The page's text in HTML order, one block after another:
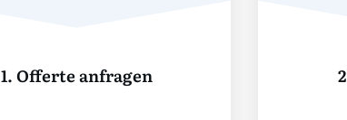
1. Offerte anfragen